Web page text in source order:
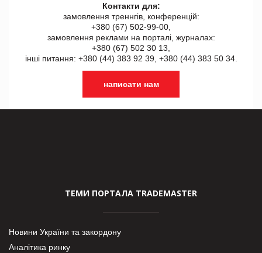
Контакти для:
замовлення треннгів, конференцій:
+380 (67) 502-99-00,
замовлення реклами на порталі, журналах:
+380 (67) 502 30 13,
інші питання: +380 (44) 383 92 39, +380 (44) 383 50 34.
написати нам
ТЕМИ ПОРТАЛА TRADEMASTER
Новини України та закордону
Аналітика ринку